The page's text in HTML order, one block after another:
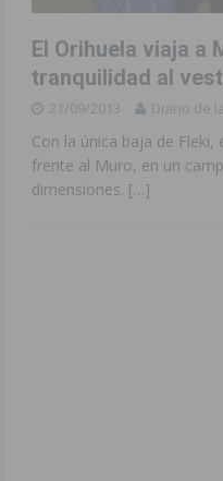
Reyes desembarca en
en Albatera moviliza medios
con éxito el curso de
soluciones para
su programación de finales de
sesión informativa sobre los
El Orihuela viaja a
tranquilidad al
21/09/2013 Diario de
Con la única baja de
frente al Muro, en un
dimensiones. […]